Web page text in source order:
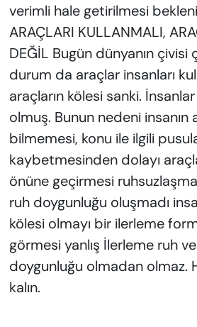
verimli hale getirilmesi
ARAÇLARI KULLANMALI,
DEĞİL Bugün dünyanın çivisi
durum da araçlar insanları
araçların kölesi sanki.
olmuş. Bunun nedeni insanın
bilmemesi, konu ile ilgili
kaybetmesinden dolayı
önüne geçirmesi
ruh doygunluğu oluşmadı
kölesi olmayı bir ilerleme
görmesi yanlış İlerleme ruh
doygunluğu olmadan olmaz.
kalın.